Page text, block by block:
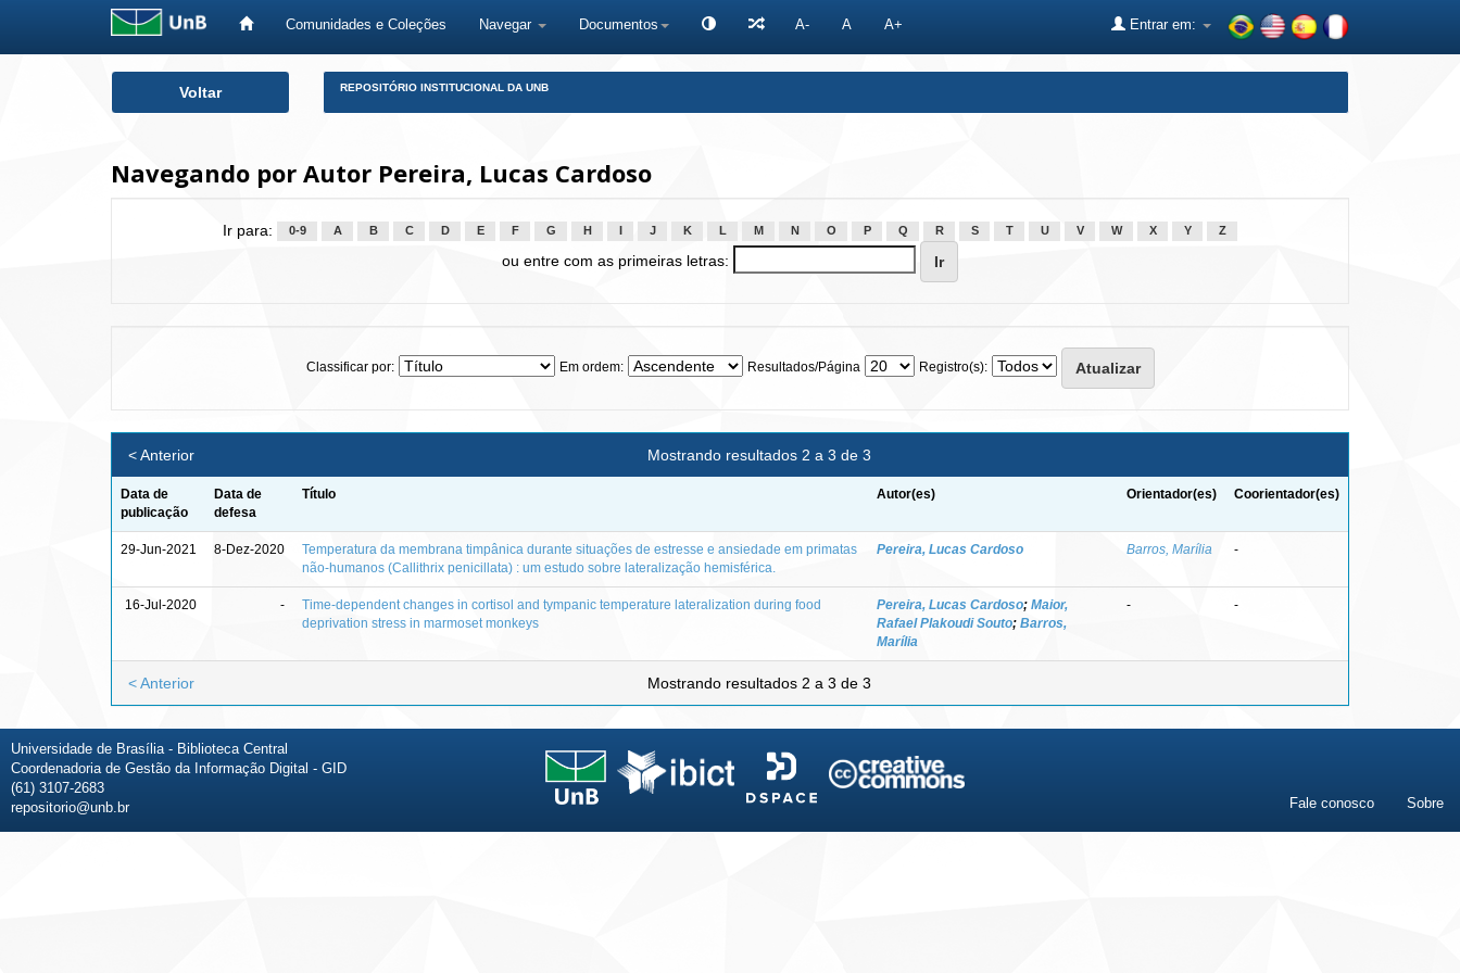
Comunidades e Coleções Navegar Documentos A- A A+ Entrar em:
Voltar REPOSITÓRIO INSTITUCIONAL DA UNB
Navegando por Autor Pereira, Lucas Cardoso
Ir para: 0-9 A B C D E F G H J K L M N O P Q R S T U V W X Y Z
ou entre com as primeiras letras:
Classificar por: Em ordem: Resultados/Página Registro(s):
Mostrando resultados 2 a 3 de 3
< Anterior
Data de
publicação
Data de
defesa
Título Autor(es) Orientador(es) Coorientador(es)
29-Jun-2021 8-Dez-2020
Temperatura da membrana timpânica durante situações de estresse e ansiedade em primatas
não-humanos (Callithrix penicillata) : um estudo sobre lateralização hemisférica.
Pereira, Lucas Cardoso Barros, Marília -
16-Jul-2020 -
Time-dependent changes in cortisol and tympanic temperature lateralization during food
deprivation stress in marmoset monkeys
Pereira, Lucas Cardoso; Maior,
Rafael Plakoudi Souto; Barros,
Marília
- -
Mostrando resultados 2 a 3 de 3
< Anterior
Universidade de Brasília - Biblioteca Central
Coordenadoria de Gestão da Informação Digital - GID
(61) 3107-2683
repositorio@unb.br
Fale conosco Sobre